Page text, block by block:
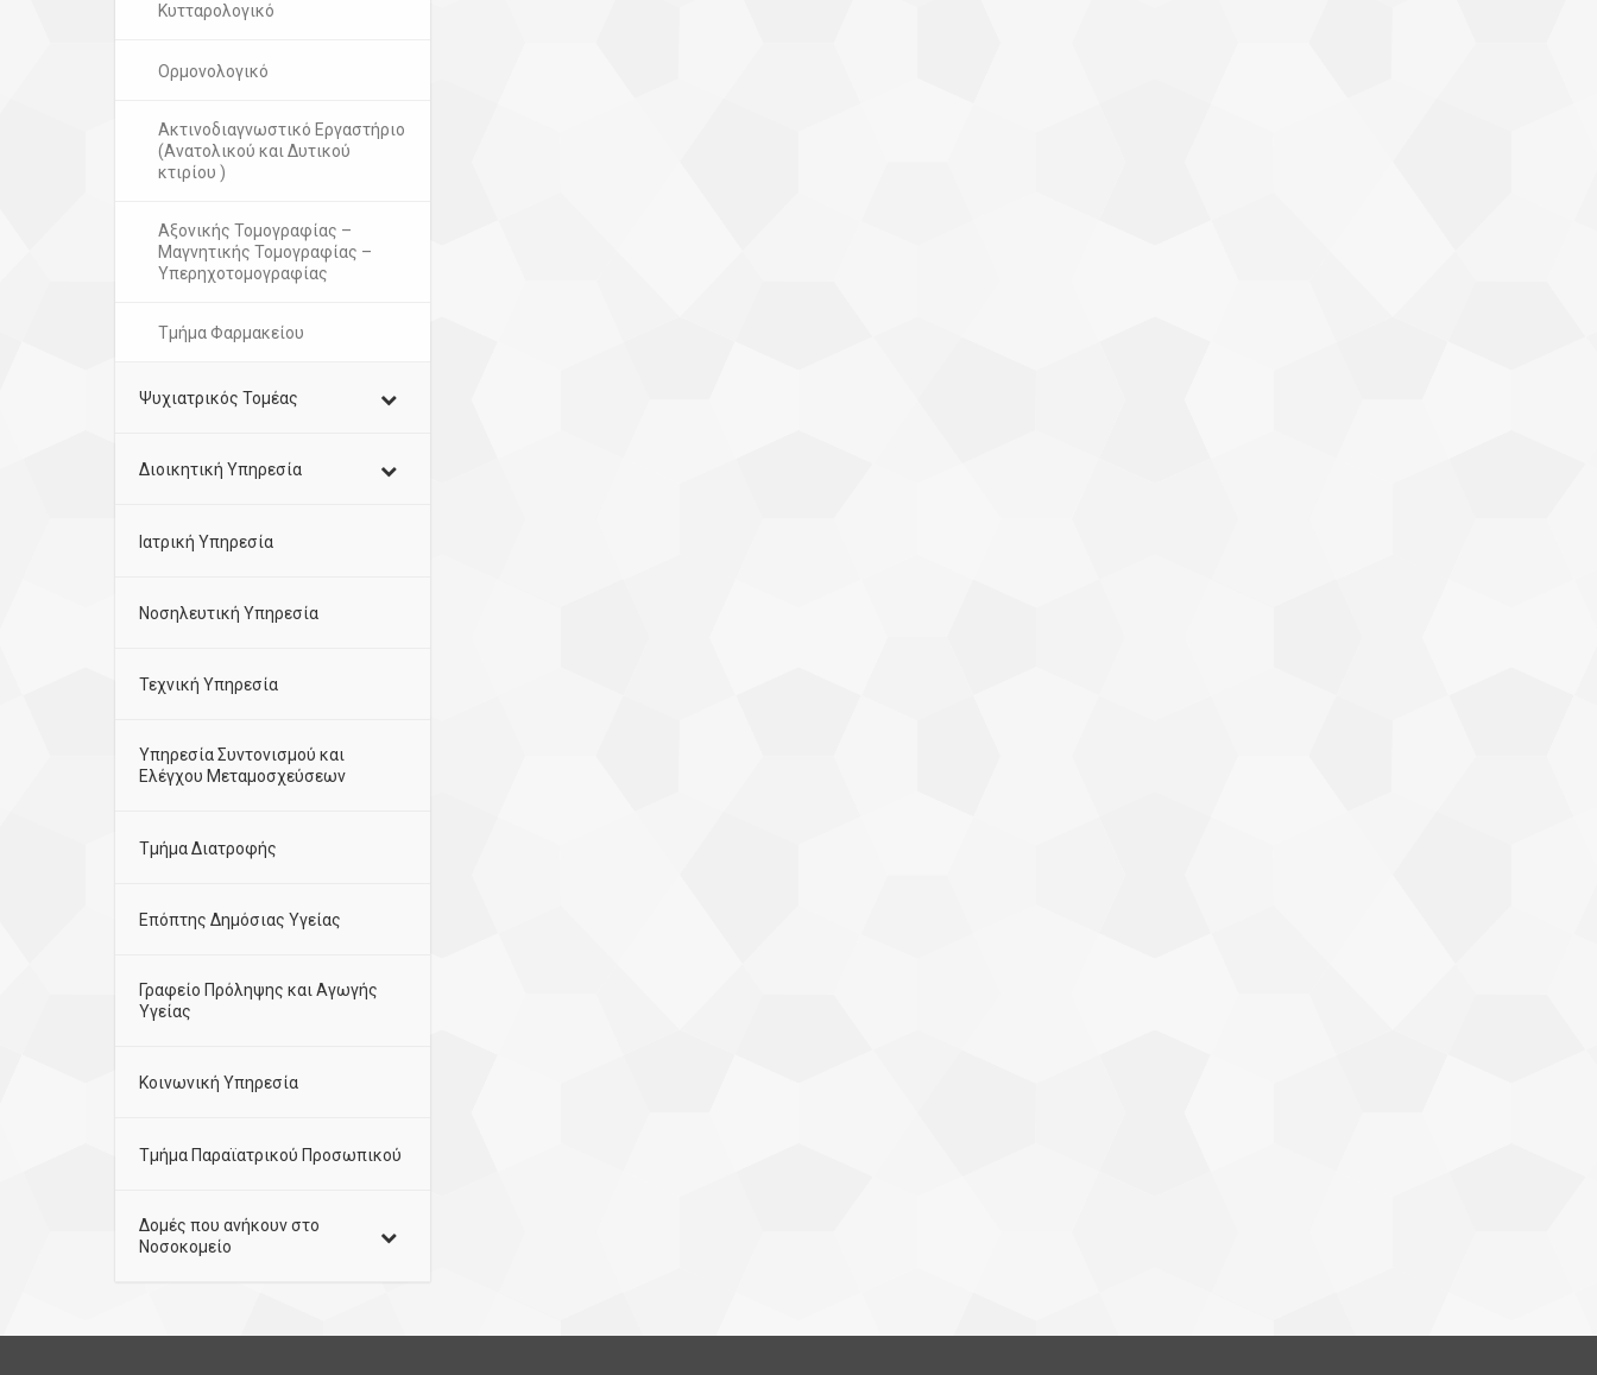
Κυτταρολογικό
Ορμονολογικό
Ακτινοδιαγνωστικό Εργαστήριο
(Ανατολικού και Δυτικού
κτιρίου )
Αξονικής Τομογραφίας –
Μαγνητικής Τομογραφίας –
Υπερηχοτομογραφίας
Τμήμα Φαρμακείου
Ψυχιατρικός Τομέας
Διοικητική Υπηρεσία
Ιατρική Υπηρεσία
Νοσηλευτική Υπηρεσία
Τεχνική Υπηρεσία
Υπηρεσία Συντονισμού και
Ελέγχου Μεταμοσχεύσεων
Τμήμα Διατροφής
Επόπτης Δημόσιας Υγείας
Γραφείο Πρόληψης και Αγωγής
Υγείας
Κοινωνική Υπηρεσία
Τμήμα Παραϊατρικού Προσωπικού
Δομές που ανήκουν στο
Νοσοκομείο